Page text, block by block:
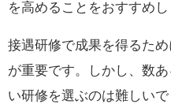
を高めることをおすすめし
接遇研修で成果を得るた
が重要です。しかし、数
い研修を選ぶのは難しいで